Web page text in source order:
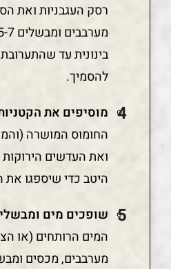
רסק העגבניות ואת
בינונית עד
להסמיך.
מוסיפים את
החומוס המושרה
ואת העדשים
היטב כדי שיספגו
שופכים מים
המים הרותחים (או
מערבבים, מכסים